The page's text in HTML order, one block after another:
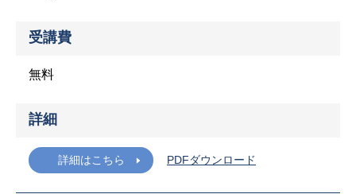
受講費
無料
詳細
PDFダウンロード
詳細はこちら